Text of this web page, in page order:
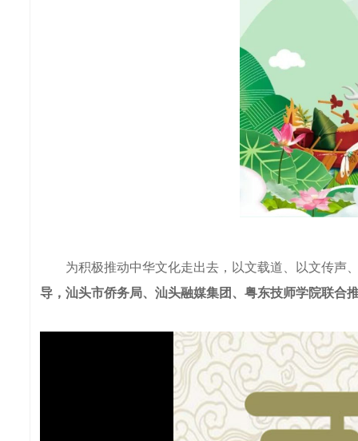
为积极推动中华文化走出去，以文载道、以文传声、
导，汕头市侨务局、汕头融媒集团、粤东技师学院联合